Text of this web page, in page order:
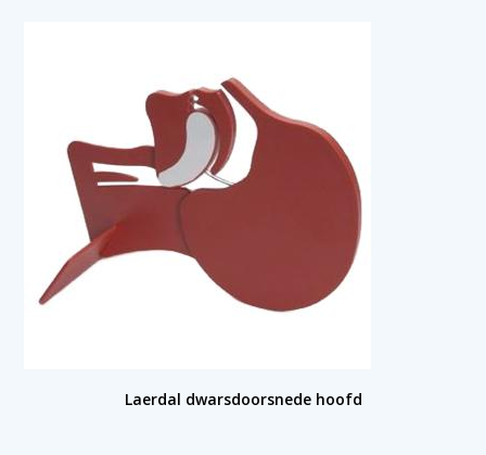
Laerdal dwarsdoorsnede hoofd